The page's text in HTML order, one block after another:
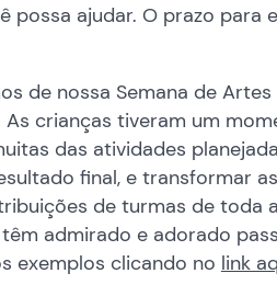
possa ajudar. O prazo para
de nossa Semana de
crianças tiveram um
das atividades
final, e transformar
de turmas de toda
admirado e adorado
exemplos clicando no link